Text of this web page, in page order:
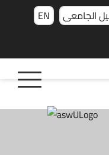
EN الجامعى